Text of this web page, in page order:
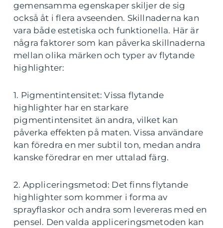
gemensamma egenskaper skiljer de sig
också åt i flera avseenden. Skillnaderna kan
vara både estetiska och funktionella. Här är
några faktorer som kan påverka skillnaderna
mellan olika märken och typer av flytande
highlighter:
1. Pigmentintensitet: Vissa flytande
highlighter har en starkare
pigmentintensitet än andra, vilket kan
påverka effekten på maten. Vissa användare
kan föredra en mer subtil ton, medan andra
kanske föredrar en mer uttalad färg.
2. Appliceringsmetod: Det finns flytande
highlighter som kommer i forma av
sprayflaskor och andra som levereras med en
pensel. Den valda appliceringsmetoden kan